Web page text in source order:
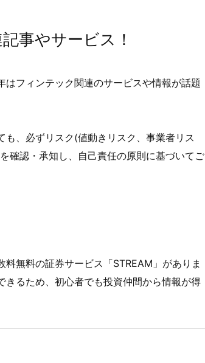
事やサービス！
フィンテック関連のサービスや情報が話題
、必ずリスク(値動きリスク、事業者リス
確認・承知し、自己責任の原則に基づいてご
無料の証券サービス「STREAM」がありま
るため、初心者でも投資仲間から情報が得